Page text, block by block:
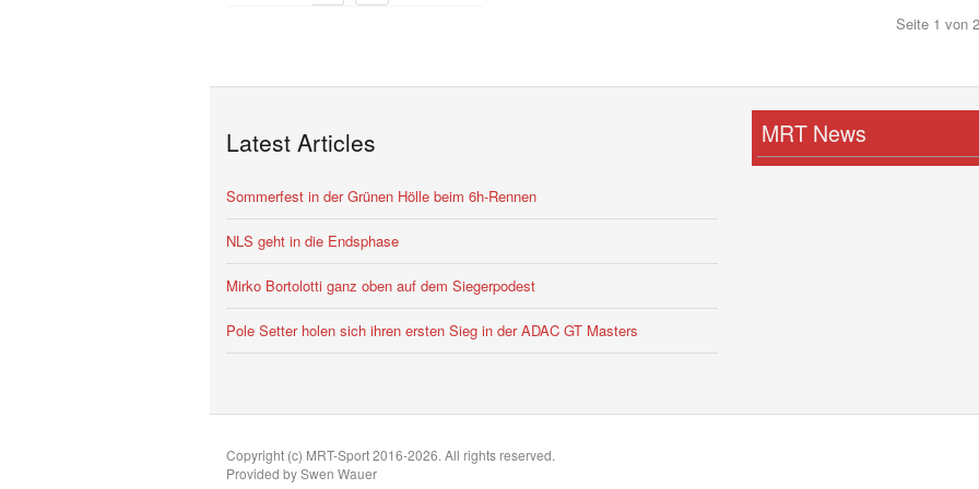
Seite 1 von 2
Latest Articles
Sommerfest in der Grünen Hölle beim 6h-Rennen
NLS geht in die Endsphase
Mirko Bortolotti ganz oben auf dem Siegerpodest
Pole Setter holen sich ihren ersten Sieg in der ADAC GT Masters
MRT News
Copyright (c) MRT-Sport 2016-2026. All rights reserved.
Provided by Swen Wauer